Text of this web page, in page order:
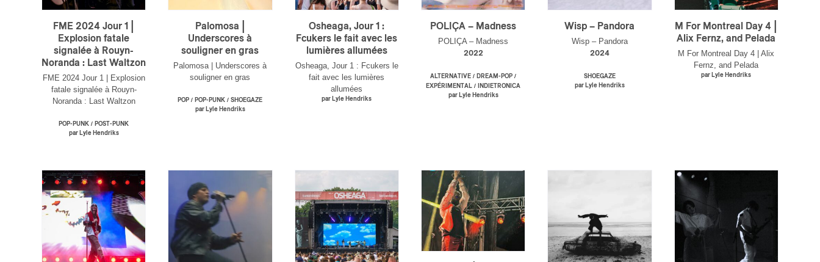
FME 2024 Jour 1 |
Explosion fatale
signalée à Rouyn-
Noranda : Last Waltzon
FME 2024 Jour 1 | Explosion
fatale signalée à Rouyn-
Noranda : Last Waltzon
POP-PUNK / POST-PUNK
par Lyle Hendriks
Palomosa |
Underscores à
souligner en gras
Palomosa | Underscores à
souligner en gras
POP / POP-PUNK /SHOEGAZE
par Lyle Hendriks
Osheaga, Jour 1 :
Fcukers le fait avec les
lumières allumées
Osheaga, Jour 1 : Fcukers le
fait avec les lumières
allumées
par Lyle Hendriks
POLIÇA – Madness
POLIÇA – Madness
2022
ALTERNATIVE / DREAM-POP /
EXPÉRIMENTAL /
INDIETRONICA
par Lyle Hendriks
Wisp – Pandora
Wisp – Pandora
2024
SHOEGAZE
par Lyle Hendriks
M For Montreal Day 4 |
Alix Fernz, and Pelada
M For Montreal Day 4 | Alix
Fernz, and Pelada
par Lyle Hendriks